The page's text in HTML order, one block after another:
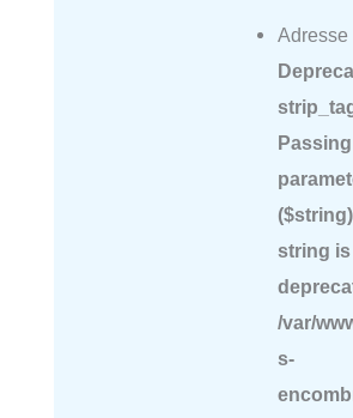
Adresse
string is
/var/
s-